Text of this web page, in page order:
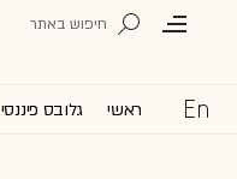
ראשי גלובס פיננסי